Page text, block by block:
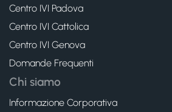
Centro IVI Padova
Centro IVI Cattolica
Centro IVI Genova
Domande Frequenti
Chi siamo
Informazione Corporativa